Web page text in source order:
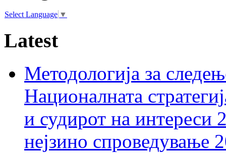
Select Language ▼
Latest
Методологија за
Националната
и судирот на интереси
нејзино спроведување